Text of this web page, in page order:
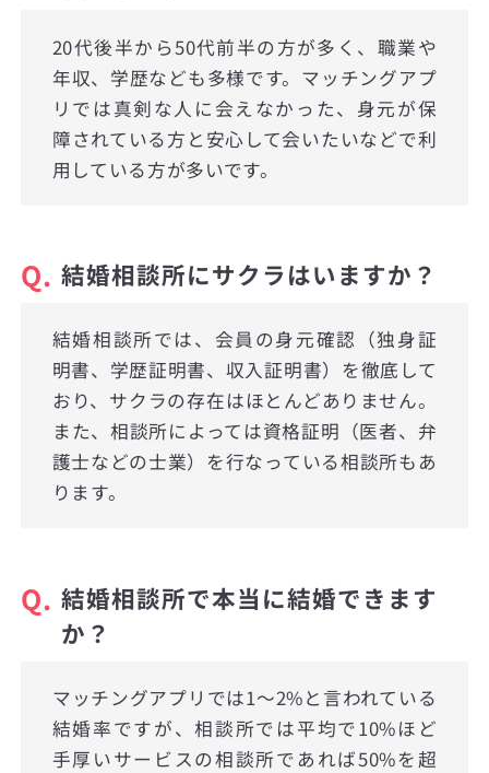
20代後半から50代前半の方が多く、職業や
年収、学歴なども多様です。マッチングアプ
リでは真剣な人に会えなかった、身元が保
障されている方と安心して会いたいなどで利
用している方が多いです。
Q. 結婚相談所にサクラはいますか？
結婚相談所では、会員の身元確認（独身証
明書、学歴証明書、収入証明書）を徹底して
おり、サクラの存在はほとんどありません。
また、相談所によっては資格証明（医者、弁
護士などの士業）を行なっている相談所もあ
ります。
Q. 結婚相談所で本当に結婚できます
か？
マッチングアプリでは1〜2%と言われている
結婚率ですが、相談所では平均で10%ほど
手厚いサービスの相談所であれば50%を超